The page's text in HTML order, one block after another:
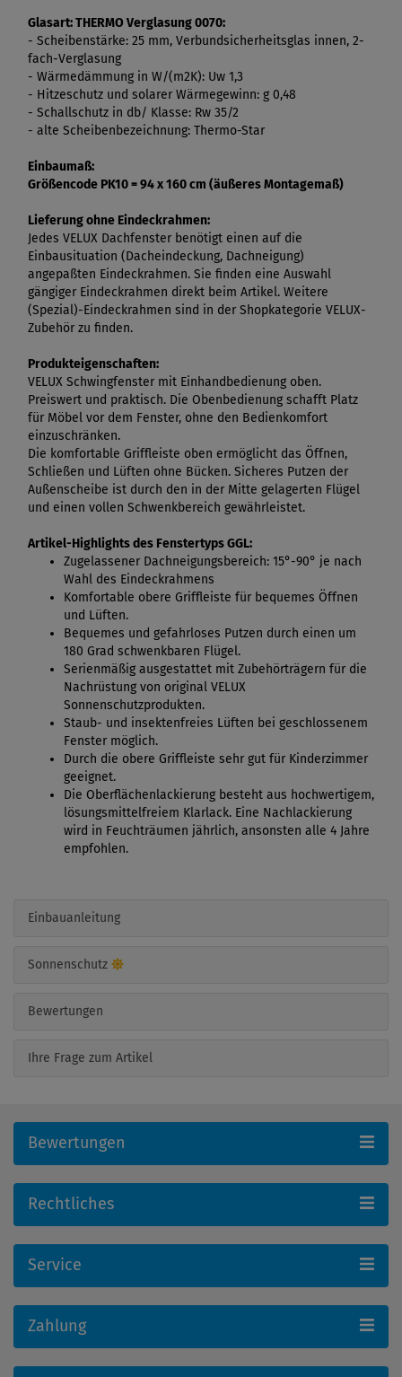
Glasart:THERMO Verglasung 0070:
- Scheibenstärke: 25 mm, Verbundsicherheitsglas innen, 2-
fach-Verglasung
- Wärmedämmung in W/(m2K): Uw 1,3
- Hitzeschutz und solarer Wärmegewinn: g 0,48
- Schallschutz in db/ Klasse: Rw 35/2
- alte Scheibenbezeichnung: Thermo-Star
Einbaumaß:
Größencode PK10 = 94 x 160 cm (äußeres Montagemaß)
Lieferung ohne Eindeckrahmen:
Jedes VELUX Dachfenster benötigt einen auf die
Einbausituation (Dacheindeckung, Dachneigung)
angepaßten Eindeckrahmen. Sie finden eine Auswahl
gängiger Eindeckrahmen direkt beim Artikel. Weitere
(Spezial)-Eindeckrahmen sind in der Shopkategorie VELUX-
Zubehör zu finden.
Produkteigenschaften:
VELUX Schwingfenster mit Einhandbedienung oben.
Preiswert und praktisch. Die Obenbedienung schafft Platz
für Möbel vor dem Fenster, ohne den Bedienkomfort
einzuschränken.
Die komfortable Griffleiste oben ermöglicht das Öffnen,
Schließen und Lüften ohne Bücken. Sicheres Putzen der
Außenscheibe ist durch den in der Mitte gelagerten Flügel
und einen vollen Schwenkbereich gewährleistet.
Artikel-Highlights des Fenstertyps GGL:
Zugelassener Dachneigungsbereich: 15°-90° je nach
Wahl des Eindeckrahmens
Komfortable obere Griffleiste für bequemes Öffnen
und Lüften.
Bequemes und gefahrloses Putzen durch einen um
180 Grad schwenkbaren Flügel.
Serienmäßig ausgestattet mit Zubehörträgern für die
Nachrüstung von original VELUX
Sonnenschutzprodukten.
Staub- und insektenfreies Lüften bei geschlossenem
Fenster möglich.
Durch die obere Griffleiste sehr gut für Kinderzimmer
geeignet.
Die Oberflächenlackierung besteht aus hochwertigem,
lösungsmittelfreiem Klarlack. Eine Nachlackierung
wird in Feuchträumen jährlich, ansonsten alle 4 Jahre
empfohlen.
Einbauanleitung
Sonnenschutz
Bewertungen
Ihre Frage zum Artikel
Bewertungen
Rechtliches
Service
Zahlung